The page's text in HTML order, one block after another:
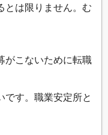
とは限りません。む
がこないために転職
です。職業安定所と